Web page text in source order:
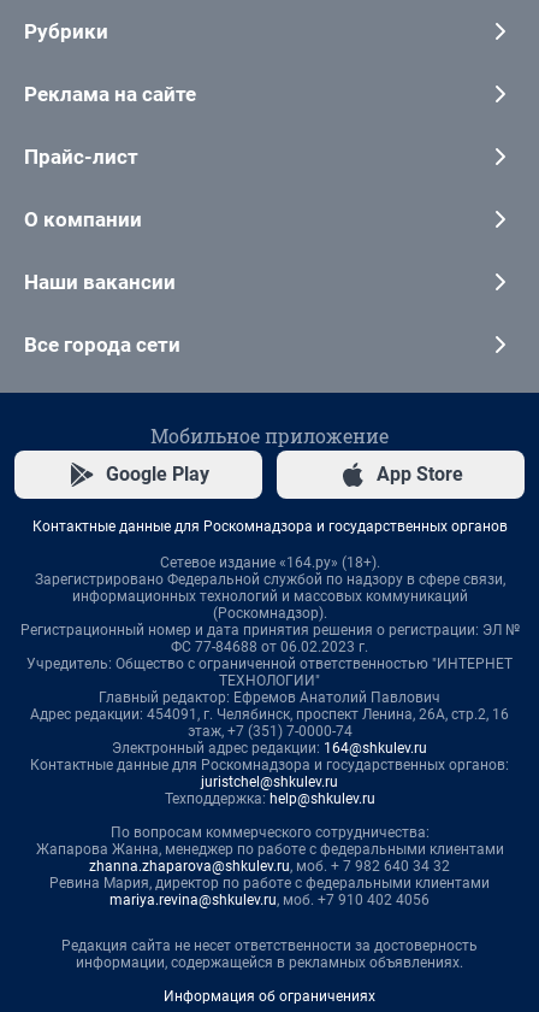
Рубрики
Реклама на сайте
Прайс-лист
О компании
Наши вакансии
Все города сети
Мобильное приложение
Google Play App Store
Контактные данные для Роскомнадзора и государственных органов
Сетевое издание «164.ру» (18+).
Зарегистрировано Федеральной службой по надзору в сфере связи,
информационных технологий и массовых коммуникаций
(Роскомнадзор).
Регистрационный номер и дата принятия решения о регистрации: ЭЛ №
ФС 77-84688 от 06.02.2023 г.
Учредитель: Общество с ограниченной ответственностью "ИНТЕРНЕТ
ТЕХНОЛОГИИ"
Главный редактор: Ефремов Анатолий Павлович
Адрес редакции: 454091, г. Челябинск, проспект Ленина, 26А, стр.2, 16
этаж, +7 (351) 7-0000-74
Электронный адрес редакции: 164@shkulev.ru
Контактные данные для Роскомнадзора и государственных органов:
juristchel@shkulev.ru
Техподдержка: help@shkulev.ru
По вопросам коммерческого сотрудничества:
Жапарова Жанна, менеджер по работе с федеральными клиентами
zhanna.zhaparova@shkulev.ru, моб. + 7 982 640 34 32
Ревина Мария, директор по работе с федеральными клиентами
mariya.revina@shkulev.ru, моб. +7 910 402 4056
Редакция сайта не несет ответственности за достоверность
информации, содержащейся в рекламных объявлениях.
Информация об ограничениях